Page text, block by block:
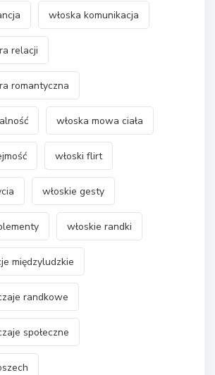
włoska komunikacja
relacji
romantyczna
włoska mowa ciała
włoski flirt
włoskie gesty
włoskie randki
międzyludzkie
randkowe
społeczne